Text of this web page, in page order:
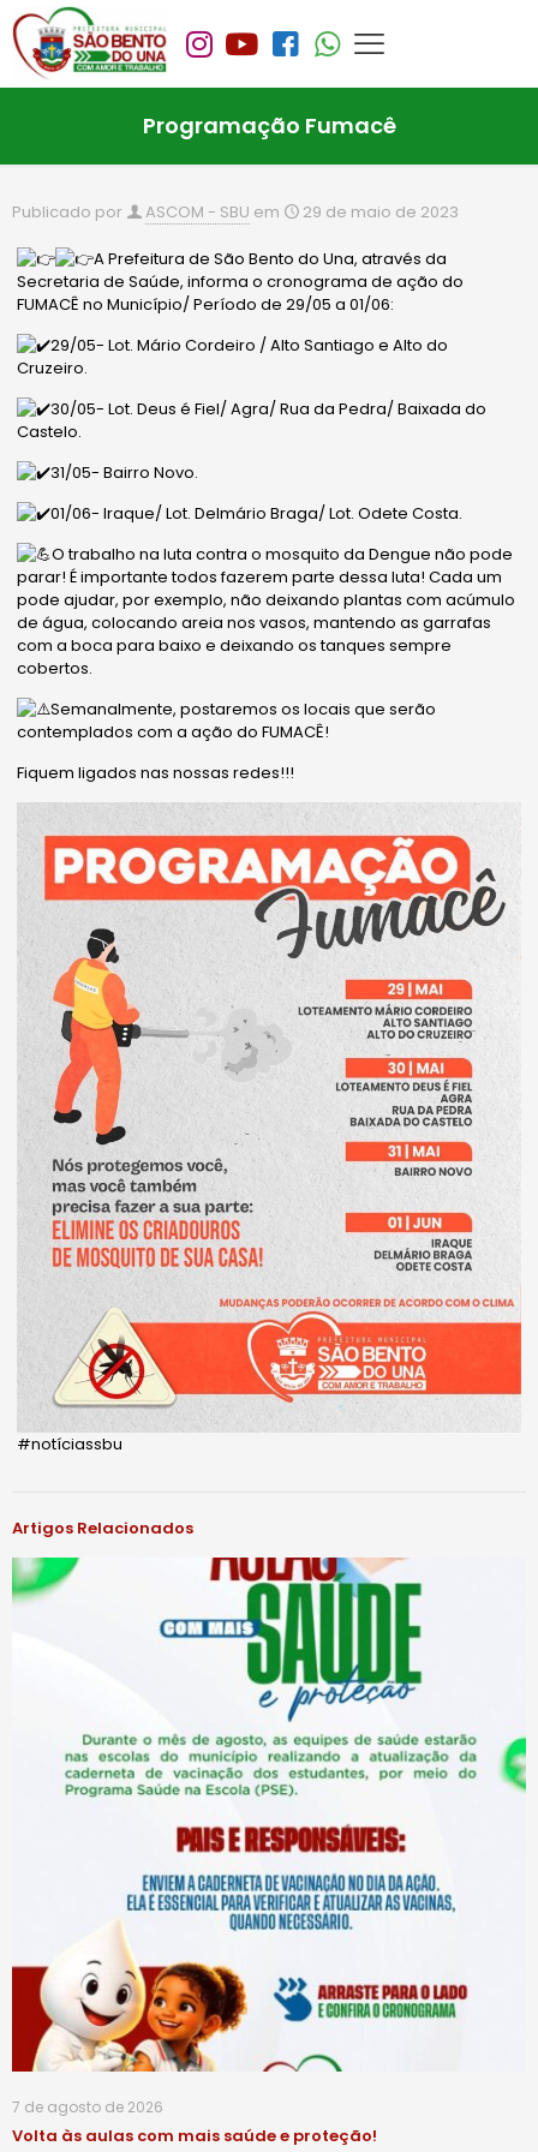
Programação Fumacê
Publicado por ASCOM - SBU em 29 de maio de 2023
A Prefeitura de São Bento do Una, através da
Secretaria de Saúde, informa o cronograma de ação do
FUMACÊ no Município/ Período de 29/05 a 01/06:
29/05- Lot. Mário Cordeiro / Alto Santiago e Alto do
Cruzeiro.
30/05- Lot. Deus é Fiel/ Agra/ Rua da Pedra/ Baixada do
Castelo.
31/05- Bairro Novo.
01/06- Iraque/ Lot. Delmário Braga/ Lot. Odete Costa.
O trabalho na luta contra o mosquito da Dengue não pode
parar! É importante todos fazerem parte dessa luta! Cada um
pode ajudar, por exemplo, não deixando plantas com acúmulo
de água, colocando areia nos vasos, mantendo as garrafas
com a boca para baixo e deixando os tanques sempre
cobertos.
Semanalmente, postaremos os locais que serão
contemplados com a ação do FUMACÊ!
Fiquem ligados nas nossas redes!!!
#notíciassbu
Artigos Relacionados
7 de agosto de 2026
Volta às aulas com mais saúde e proteção!